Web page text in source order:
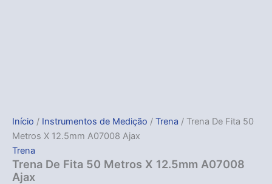
Início / Instrumentos de Medição / Trena / Trena De Fita 50
Metros X 12.5mm A07008 Ajax
Trena
Trena De Fita 50 Metros X 12.5mm A07008
Ajax